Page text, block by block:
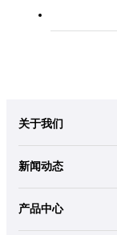
关于我们
新闻动态
产品中心